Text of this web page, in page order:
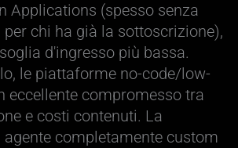
Applications (spesso senza
chi ha già la sottoscrizione),
d'ingresso più bassa.
le piattaforme no-code/low-
eccellente compromesso tra
e costi contenuti. La
agente completamente custom